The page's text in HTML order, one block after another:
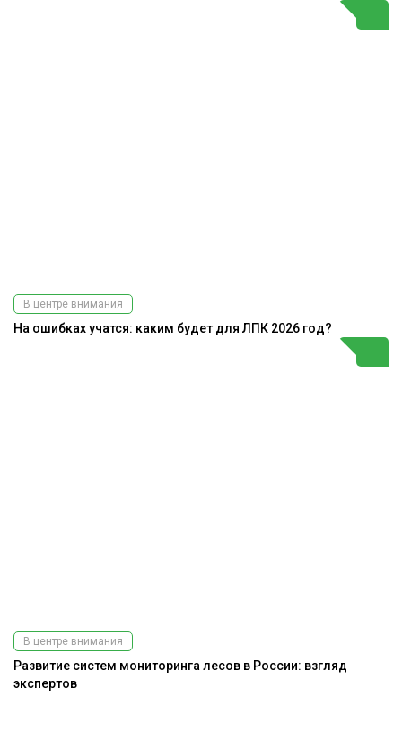
В центре внимания
На ошибках учатся: каким будет для ЛПК 2026 год?
В центре внимания
Развитие систем мониторинга лесов в России: взгляд
экспертов